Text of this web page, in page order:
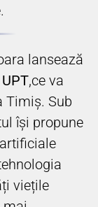
lansează
,ce va
Timiș. Sub
își propune
viețile